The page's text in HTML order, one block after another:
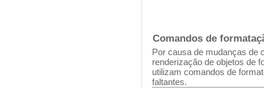
Comandos de
Por causa de mudanças de
renderização de objetos de
utilizam comandos de
faltantes.